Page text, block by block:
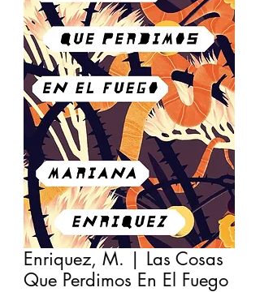
Enriquez, M. | Las Cosas
Que Perdimos En El Fuego